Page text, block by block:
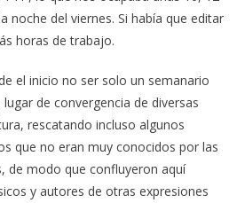
noche del viernes. Si había que editar
horas de trabajo.
el inicio no ser solo un semanario
de convergencia de diversas
rescatando incluso algunos
que no eran muy conocidos por las
de modo que confluyeron aquí
y autores de otras expresiones